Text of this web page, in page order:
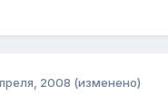
2008 (изменено)